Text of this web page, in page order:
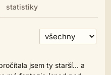
statistiky
jsem ty starší... a